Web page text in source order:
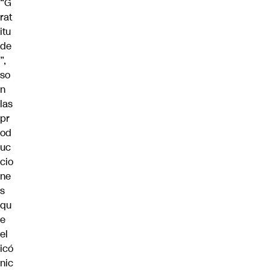
rat
itu
de
”,
so
n
las
pr
od
uc
cio
ne
s
qu
e
el
icó
nic